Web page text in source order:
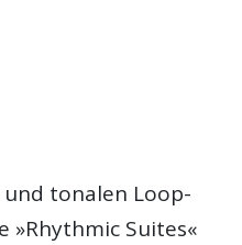
tonalen Loop-
Suites«